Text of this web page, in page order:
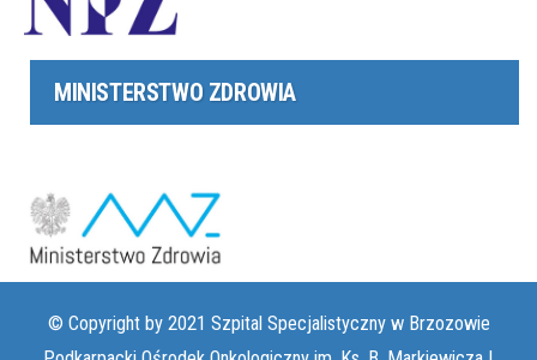
MINISTERSTWO ZDROWIA
© Copyright by 2021 Szpital Specjalistyczny w Brzozowie